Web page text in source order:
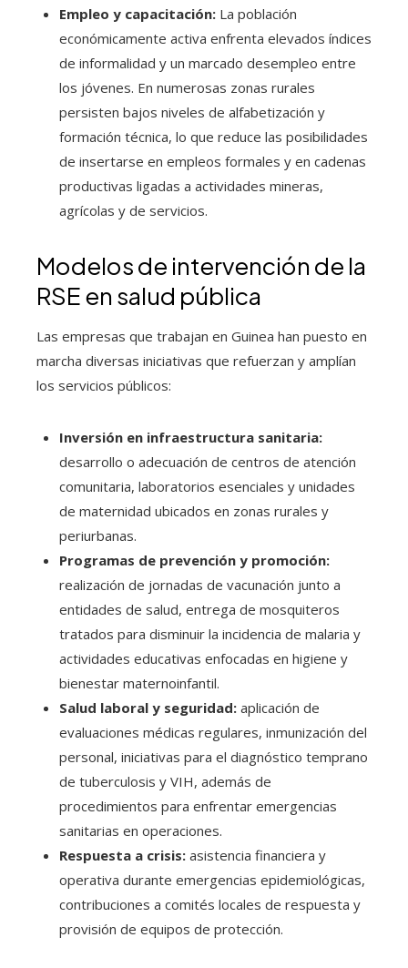
Empleo y capacitación: La población
económicamente activa enfrenta elevados índices
de informalidad y un marcado desempleo entre
los jóvenes. En numerosas zonas rurales
persisten bajos niveles de alfabetización y
formación técnica, lo que reduce las posibilidades
de insertarse en empleos formales y en cadenas
productivas ligadas a actividades mineras,
agrícolas y de servicios.
Modelos de intervención de la
RSE en salud pública
Las empresas que trabajan en Guinea han puesto en
marcha diversas iniciativas que refuerzan y amplían
los servicios públicos:
Inversión en infraestructura sanitaria:
desarrollo o adecuación de centros de atención
comunitaria, laboratorios esenciales y unidades
de maternidad ubicados en zonas rurales y
periurbanas.
Programas de prevención y promoción:
realización de jornadas de vacunación junto a
entidades de salud, entrega de mosquiteros
tratados para disminuir la incidencia de malaria y
actividades educativas enfocadas en higiene y
bienestar maternoinfantil.
Salud laboral y seguridad: aplicación de
evaluaciones médicas regulares, inmunización del
personal, iniciativas para el diagnóstico temprano
de tuberculosis y VIH, además de
procedimientos para enfrentar emergencias
sanitarias en operaciones.
Respuesta a crisis: asistencia financiera y
operativa durante emergencias epidemiológicas,
contribuciones a comités locales de respuesta y
provisión de equipos de protección.